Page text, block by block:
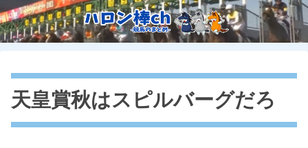
天皇賞秋はスピルバーグだろ